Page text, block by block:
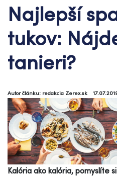
Najlepší
tukov:
tanieri?
Autor článku: redakcia Zerex.sk
Kalória ako kalória, pomyslíte